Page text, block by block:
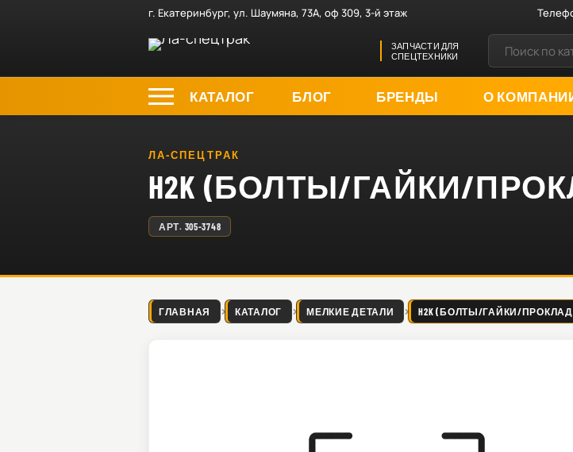
г. Екатеринбург, ул. Шаумяна, 73А, оф 309, 3-й этаж
ЗАПЧАСТИ ДЛЯ
СПЕЦТЕХНИКИ
КАТАЛОГ БЛОГ БРЕНДЫ О
ЛА-СПЕЦТРАК
H2K (БОЛТЫ/ГАЙКИ/
АРТ. 305-3748
ГЛАВНАЯ КАТАЛОГ МЕЛКИЕ ДЕТАЛИ H2K (БОЛТЫ/ГАЙКИ/